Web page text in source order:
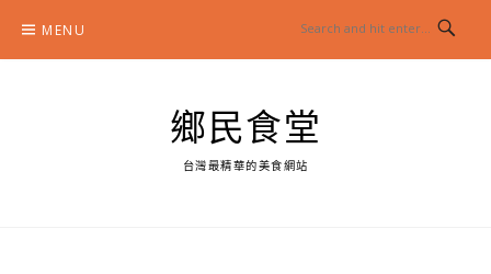
content
MENU
鄉民食堂
台灣最精華的美食網站